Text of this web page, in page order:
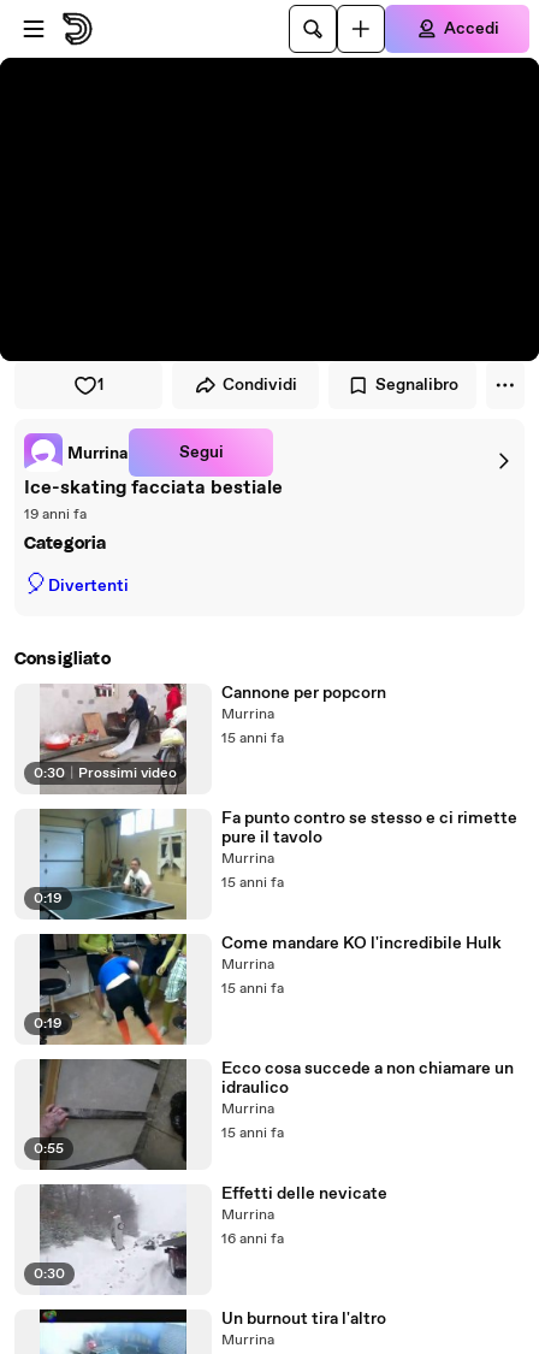
Vai al lettore
Passa al contenuto principale
Accedi
1 Condividi Segnalibro
Murrina Segui
Ice-skating facciata bestiale
19 anni fa
Categoria
🎈 Divertenti
Consigliato
0:30 Prossimi video
Cannone per popcorn
Murrina
15 anni fa
0:19
Fa punto contro se stesso e ci rimette
pure il tavolo
Murrina
15 anni fa
0:19
Come mandare KO l'incredibile Hulk
Murrina
15 anni fa
0:55
Ecco cosa succede a non chiamare un
idraulico
Murrina
15 anni fa
0:30
Effetti delle nevicate
Murrina
16 anni fa
Un burnout tira l'altro
Murrina